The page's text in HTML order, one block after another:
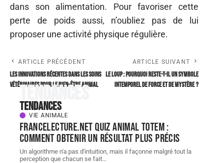
dans son alimentation. Pour favoriser cette
perte de poids aussi, n’oubliez pas de lui
proposer une activité physique régulière.
ARTICLE PRÉCÉDENT
Les innovations récentes dans les soins
vétérinaires pour le bien-être animal
ARTICLE SUIVANT
Le loup : Pourquoi reste-t-il un symbole
intemporel de force et de mystère ?
Tendances
Tendances
VIE ANIMALE
FranceLecture.net quiz animal totem :
comment obtenir un résultat plus précis
Un algorithme n'a pas d'intuition, mais il façonne malgré tout la
perception que chacun se fait…